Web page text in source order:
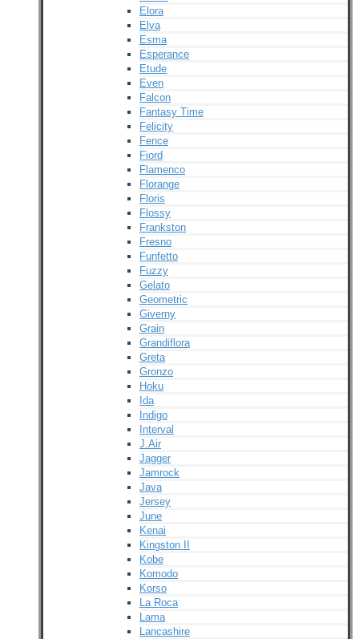
Elora
Elva
Esma
Esperance
Etude
Even
Falcon
Fantasy Time
Felicity
Fence
Fiord
Flamenco
Florange
Floris
Flossy
Frankston
Fresno
Funfetto
Fuzzy
Gelato
Geometric
Giverny
Grain
Grandiflora
Greta
Gronzo
Hoku
Ida
Indigo
Interval
J.Air
Jagger
Jamrock
Java
Jersey
June
Kenai
Kingston II
Kobe
Komodo
Korso
La Roca
Lama
Lancashire